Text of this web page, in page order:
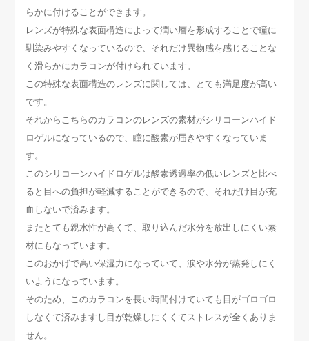
らかに付けることができます。
レンズが特殊な表面構造によって潤い層を形成することで瞳に
馴染みやすくなっているので、それだけ異物感を感じることな
く滑らかにカラコンが付けられています。
この特殊な表面構造のレンズに関しては、とても満足度が高い
です。
それからこちらのカラコンのレンズの素材がシリコーンハイド
ロゲルになっているので、瞳に酸素が届きやすくなっていま
す。
このシリコーンハイドロゲルは酸素透過率の低いレンズと比べ
ると目への負担が軽減することができるので、それだけ目が充
血しないで済みます。
またとても親水性が高くて、取り込んだ水分を放出しにくい素
材にもなっています。
このおかげで高い保湿力になっていて、涙や水分が蒸発しにく
いようになっています。
そのため、このカラコンを長い時間付けていても目がゴロゴロ
しなくて済みますし目が乾燥しにくくてストレスが全くありま
せん。